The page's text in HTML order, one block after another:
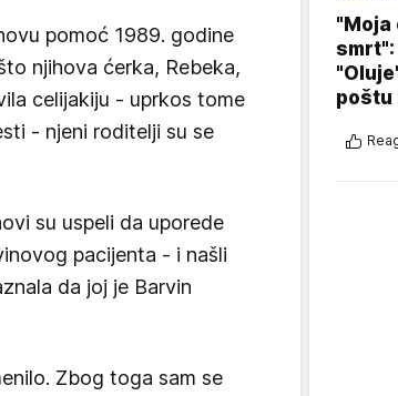
pomoć 1989. godine
njihova ćerka, Rebeka,
celijakiju - uprkos tome
- njeni roditelji su se
su uspeli da uporede
pacijenta - i našli
da joj je Barvin
Zbog toga sam se
"Moja
poštu